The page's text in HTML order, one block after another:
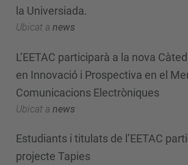
la Universiada.
Ubicat a news
L’EETAC participarà a la nova
en Innovació i Prospectiva en el
Comunicacions Electròniques
Ubicat a news
Estudiants i titulats de l’EETAC
projecte Tapies